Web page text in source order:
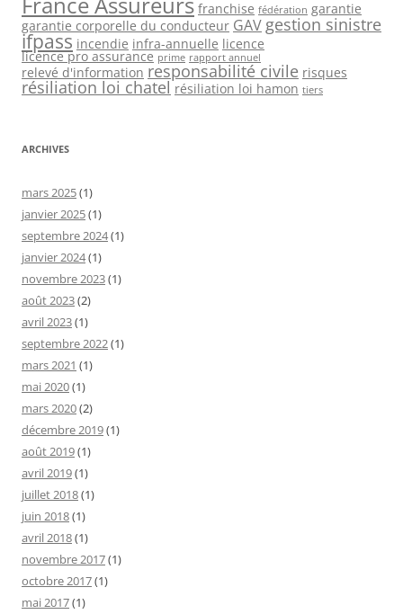
franchise fédération garantie
garantie corporelle du conducteur GAV gestion sinistre
ifpass incendie infra-annuelle licence
licence pro assurance prime rapport annuel
relevé d'information responsabilité civile risques
résiliation loi chatel résiliation loi hamon tiers
ARCHIVES
mars 2025(1)
janvier 2025(1)
septembre 2024(1)
janvier 2024(1)
novembre 2023(1)
août 2023(2)
avril 2023(1)
septembre 2022(1)
mars 2021 (1)
mai 2020(1)
mars 2020(2)
décembre 2019(1)
août 2019(1)
avril 2019(1)
juillet 2018(1)
juin 2018(1)
avril 2018(1)
novembre 2017(1)
octobre 2017(1)
mai 2017(1)